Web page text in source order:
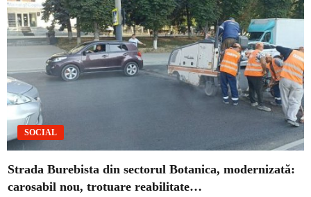
SOCIAL
Strada Burebista din sectorul Botanica, modernizată:
carosabil nou, trotuare reabilitate…